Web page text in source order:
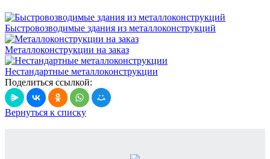
Быстровозводимые здания из металлоконструкций
Металлоконструкции на заказ
Нестандартные металлоконструкции
Поделиться ссылкой:
Вернуться к списку